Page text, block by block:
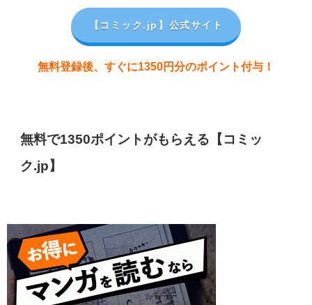
【コミック.jp 】公式サイト
無料登録後、すぐに1350円分のポイント付与！
無料で1350ポイントがもらえる【コミッ
ク.jp】